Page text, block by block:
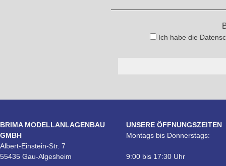
Ich habe die
BRIMA MODELLANLAGENBAU
GMBH
Albert-Einstein-Str. 7
55435 Gau-Algesheim
UNSERE ÖFFNUNGSZEITEN
Montags bis Donnerstags:
9:00 bis 17:30 Uhr